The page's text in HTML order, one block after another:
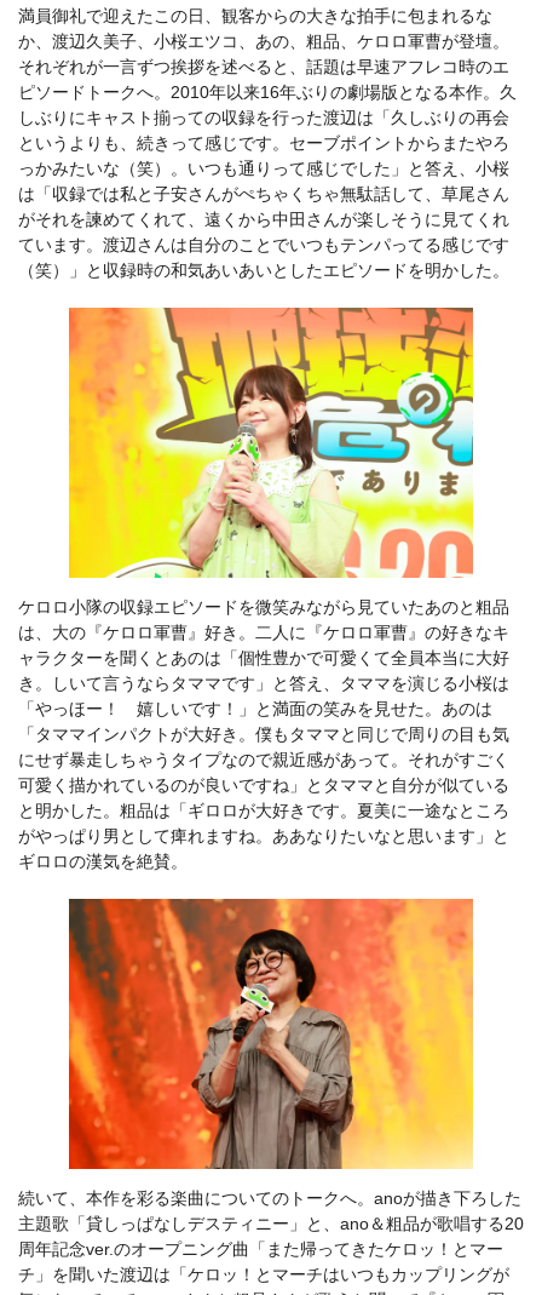
満員御礼で迎えたこの日、観客からの大きな拍手に包まれるな
か、渡辺久美子、小桜エツコ、あの、粗品、ケロロ軍曹が登壇。
それぞれが一言ずつ挨拶を述べると、話題は早速アフレコ時のエ
ピソードトークへ。2010年以来16年ぶりの劇場版となる本作。久
しぶりにキャスト揃っての収録を行った渡辺は「久しぶりの再会
というよりも、続きって感じです。セーブポイントからまたやろ
っかみたいな（笑）。いつも通りって感じでした」と答え、小桜
は「収録では私と子安さんがぺちゃくちゃ無駄話して、草尾さん
がそれを諫めてくれて、遠くから中田さんが楽しそうに見てくれ
ています。渡辺さんは自分のことでいつもテンパってる感じです
（笑）」と収録時の和気あいあいとしたエピソードを明かした。
ケロロ小隊の収録エピソードを微笑みながら見ていたあのと粗品
は、大の『ケロロ軍曹』好き。二人に『ケロロ軍曹』の好きなキ
ャラクターを聞くとあのは「個性豊かで可愛くて全員本当に大好
き。しいて言うならタママです」と答え、タママを演じる小桜は
「やっほー！ 嬉しいです！」と満面の笑みを見せた。あのは
「タママインパクトが大好き。僕もタママと同じで周りの目も気
にせず暴走しちゃうタイプなので親近感があって。それがすごく
可愛く描かれているのが良いですね」とタママと自分が似ている
と明かした。粗品は「ギロロが大好きです。夏美に一途なところ
がやっぱり男として痺れますね。ああなりたいなと思います」と
ギロロの漢気を絶賛。
続いて、本作を彩る楽曲についてのトークへ。anoが描き下ろした
主題歌「貸しっぱなしデスティニー」と、ano＆粗品が歌唱する20
周年記念ver.のオープニング曲「また帰ってきたケロッ！とマー
チ」を聞いた渡辺は「ケロッ！とマーチはいつもカップリングが